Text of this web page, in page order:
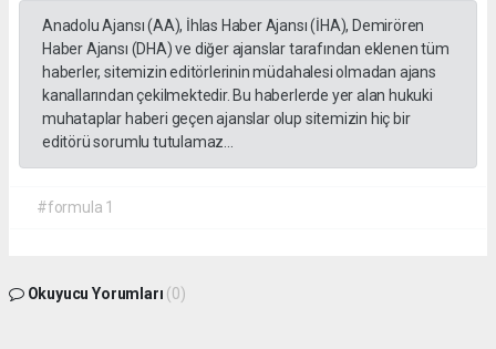
Anadolu Ajansı (AA), İhlas Haber Ajansı (İHA), Demirören
Haber Ajansı (DHA) ve diğer ajanslar tarafından eklenen tüm
haberler, sitemizin editörlerinin müdahalesi olmadan ajans
kanallarından çekilmektedir. Bu haberlerde yer alan hukuki
muhataplar haberi geçen ajanslar olup sitemizin hiç bir
editörü sorumlu tutulamaz...
#formula 1
Okuyucu Yorumları (0)